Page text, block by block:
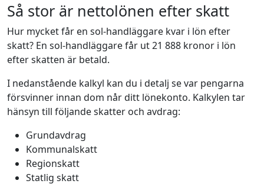
Så stor är nettolönen efter skatt
Hur mycket får en sol-handläggare kvar i lön efter
skatt? En sol-handläggare får ut 21 888 kronor i lön
efter skatten är betald.
I nedanstående kalkyl kan du i detalj se var pengarna
försvinner innan dom når ditt lönekonto. Kalkylen tar
hänsyn till följande skatter och avdrag:
Grundavdrag
Kommunalskatt
Regionskatt
Statlig skatt